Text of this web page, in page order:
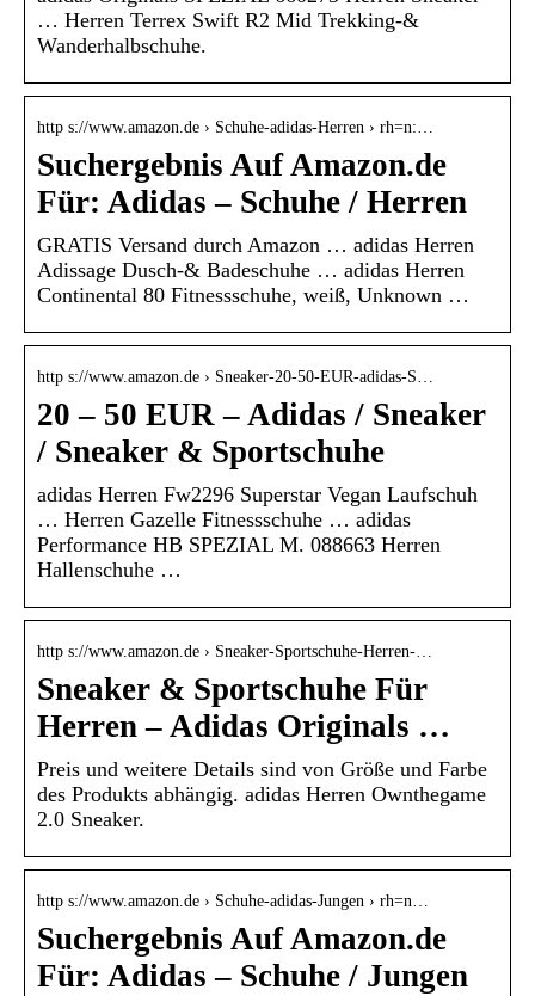
… Herren Terrex Swift R2 Mid Trekking-&
Wanderhalbschuhe.
http s://www.amazon.de › Schuhe-adidas-Herren › rh=n:…
Suchergebnis Auf Amazon.de
Für: Adidas – Schuhe / Herren
GRATIS Versand durch Amazon … adidas Herren
Adissage Dusch-& Badeschuhe … adidas Herren
Continental 80 Fitnessschuhe, weiß, Unknown …
http s://www.amazon.de › Sneaker-20-50-EUR-adidas-S…
20 – 50 EUR – Adidas / Sneaker
/ Sneaker & Sportschuhe
adidas Herren Fw2296 Superstar Vegan Laufschuh
… Herren Gazelle Fitnessschuhe … adidas
Performance HB SPEZIAL M. 088663 Herren
Hallenschuhe …
http s://www.amazon.de › Sneaker-Sportschuhe-Herren-…
Sneaker & Sportschuhe Für
Herren – Adidas Originals …
Preis und weitere Details sind von Größe und Farbe
des Produkts abhängig. adidas Herren Ownthegame
2.0 Sneaker.
http s://www.amazon.de › Schuhe-adidas-Jungen › rh=n…
Suchergebnis Auf Amazon.de
Für: Adidas – Schuhe / Jungen